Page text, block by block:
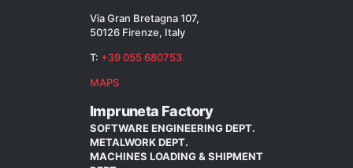
Via Gran Bretagna 107,
50126 Firenze, Italy
T: +39 055 680753
MAPS
Impruneta Factory
SOFTWARE ENGINEERING DEPT.
METALWORK DEPT.
MACHINES LOADING & SHIPMENT